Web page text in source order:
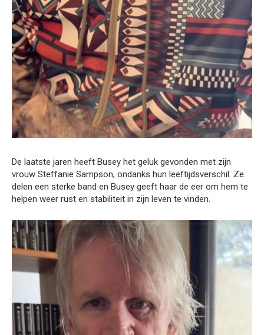
De laatste jaren heeft Busey het geluk gevonden met zijn
vrouw Steffanie Sampson, ondanks hun leeftijdsverschil. Ze
delen een sterke band en Busey geeft haar de eer om hem te
helpen weer rust en stabiliteit in zijn leven te vinden.